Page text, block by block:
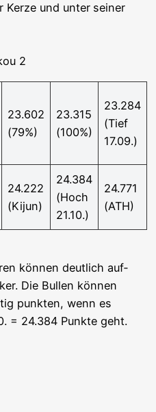
Ker­ze und unter sei­ner
2
23.602
(79%)
23.315
(100%)
23.284
(Tief
17.09.)
24.222
(Kijun)
24.384
(Hoch
21.10.)
24.771
(ATH)
kön­nen deut­lich auf­
Die Bul­len kön­nen
punk­ten, wenn es
= 24.384 Punk­te geht.